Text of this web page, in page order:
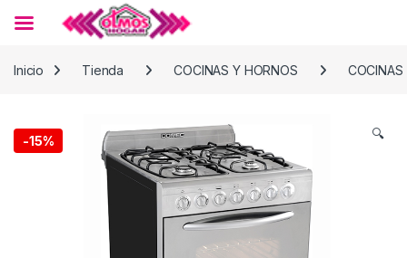
Inicio
Tienda COCINAS Y HORNOS COCINAS
-15% 🔍